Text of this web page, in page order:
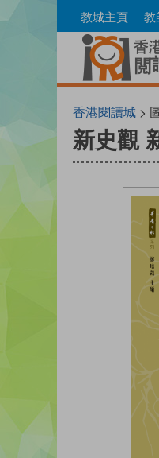
to
教城主頁 教
香港閱讀城 >
新史觀